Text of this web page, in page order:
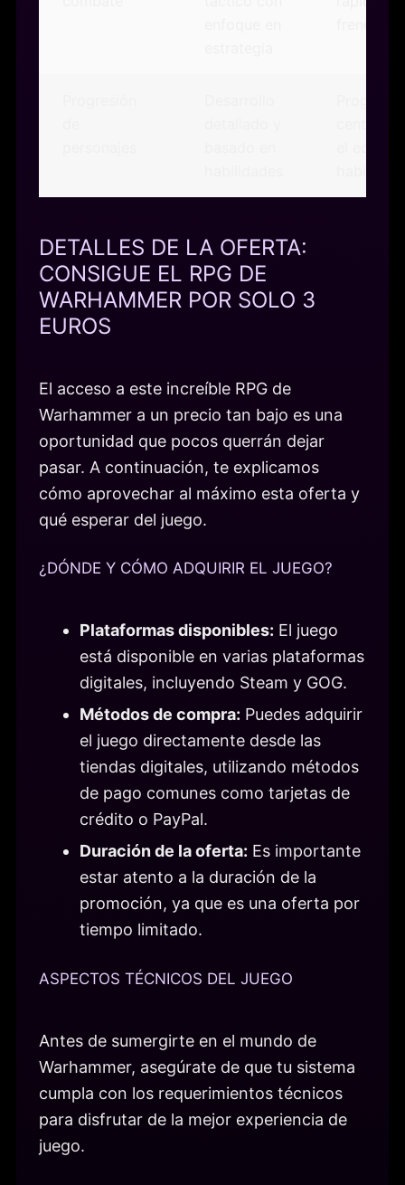
DETALLES DE LA OFERTA:
CONSIGUE EL RPG DE
WARHAMMER POR SOLO 3
EUROS
El acceso a este increíble RPG de
Warhammer a un precio tan bajo es una
oportunidad que pocos querrán dejar
pasar. A continuación, te explicamos
cómo aprovechar al máximo esta oferta y
qué esperar del juego.
¿DÓNDE Y CÓMO ADQUIRIR EL JUEGO?
Plataformas disponibles: El juego
está disponible en varias plataformas
digitales, incluyendo Steam y GOG.
Métodos de compra: Puedes adquirir
el juego directamente desde las
tiendas digitales, utilizando métodos
de pago comunes como tarjetas de
crédito o PayPal.
Duración de la oferta: Es importante
estar atento a la duración de la
promoción, ya que es una oferta por
tiempo limitado.
ASPECTOS TÉCNICOS DEL JUEGO
Antes de sumergirte en el mundo de
Warhammer, asegúrate de que tu sistema
cumpla con los requerimientos técnicos
para disfrutar de la mejor experiencia de
juego.